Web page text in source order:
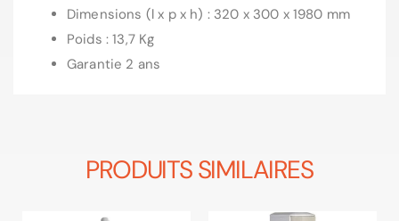
Dimensions (l x p x h) : 320 x 300 x 1980 mm
Poids : 13,7 Kg
Garantie 2 ans
PRODUITS SIMILAIRES